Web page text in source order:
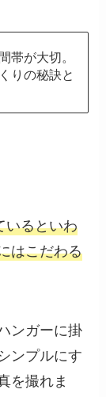
帯が大切。
りの秘訣と
いるといわ
はこだわる
ンガーに掛
ンプルにす
を撮れま